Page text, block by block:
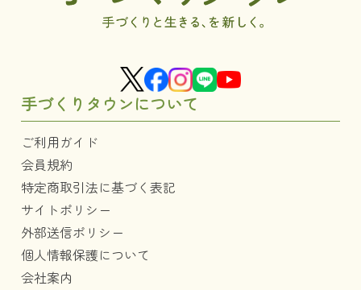
手づくりタウンについて
ご利用ガイド
会員規約
特定商取引法に基づく表記
サイトポリシー
外部送信ポリシー
個人情報保護について
会社案内